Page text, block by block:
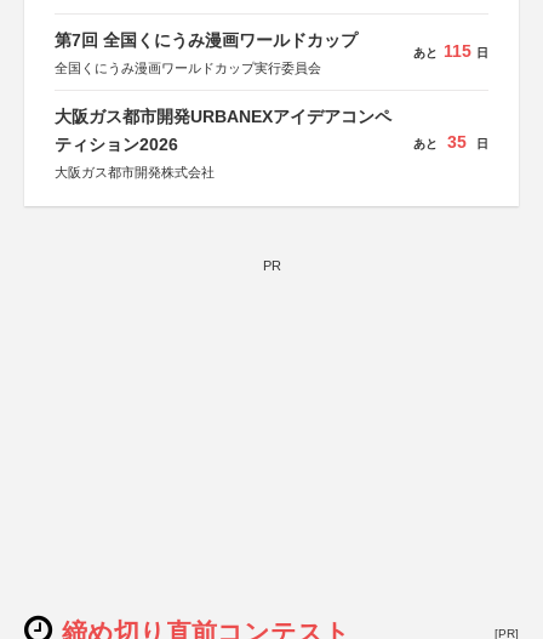
第7回 全国くにうみ漫画ワールドカップ
全国くにうみ漫画ワールドカップ実行委員会
あと 115 日
大阪ガス都市開発URBANEXアイデアコンペ
ティション2026
大阪ガス都市開発株式会社
あと 35 日
PR
締め切り直前コンテスト [PR]